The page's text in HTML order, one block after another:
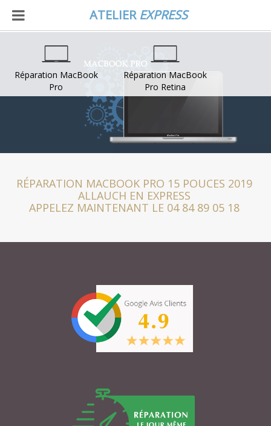
ATELIER EXPRESS
Réparation MacBook
Pro
Réparation MacBook
Pro Retina
RÉPARATION MACBOOK PRO 15 POUCES 2019
ALLAUCH EN EXPRESS
APPELEZ MAINTENANT LE 04 84 89 05 18